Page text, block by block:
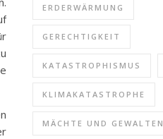
ERDERWÄRMUNG
GERECHTIGKEIT
KATASTROPHISMUS
KLIMAKATASTROPHE
MÄCHTE UND GEWALTEN